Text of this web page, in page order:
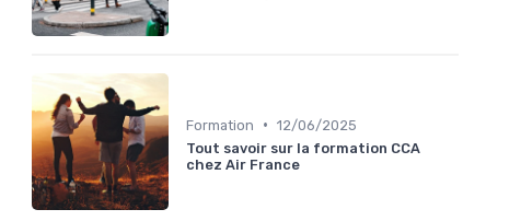
Formation • 12/06/2025
Tout savoir sur la formation CCA
chez Air France